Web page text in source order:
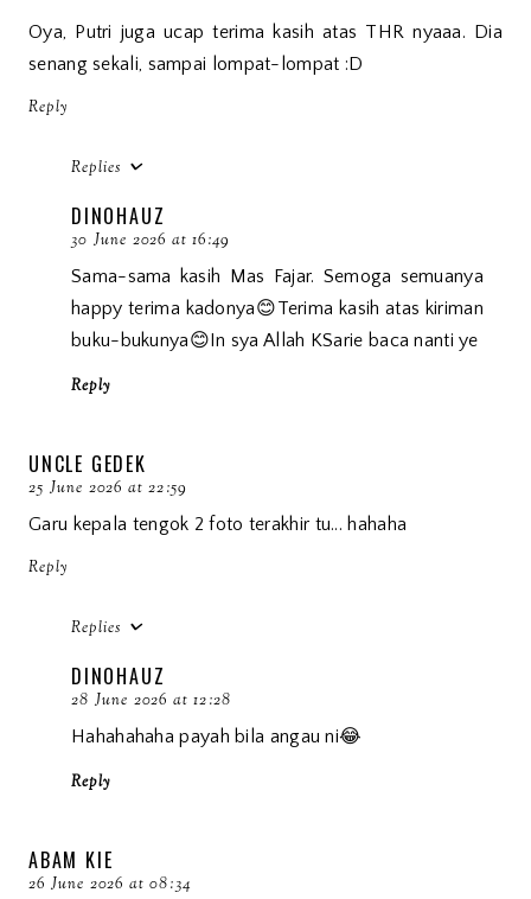
Oya, Putri juga ucap terima kasih atas THR nyaaa. Dia
senang sekali, sampai lompat-lompat :D
Reply
Replies
DINOHAUZ
30 June 2026 at 16:49
Sama-sama kasih Mas Fajar. Semoga semuanya
happy terima kadonya😊Terima kasih atas kiriman
buku-bukunya😊In sya Allah KSarie baca nanti ye
Reply
UNCLE GEDEK
25 June 2026 at 22:59
Garu kepala tengok 2 foto terakhir tu... hahaha
Reply
Replies
DINOHAUZ
28 June 2026 at 12:28
Hahahahaha payah bila angau ni😂
Reply
ABAM KIE
26 June 2026 at 08:34